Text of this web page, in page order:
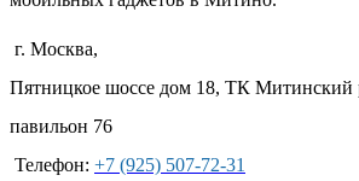
г. Москва,
Пятницкое шоссе дом 18, ТК Митинский
павильон 76
Телефон: +7 (925) 507-72-31